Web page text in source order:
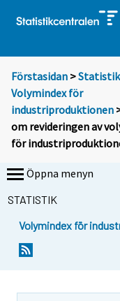
Förstasidan >Statistik
Volymindex för
industriproduktionen
om revideringen av
för
Öppna menyn
STATISTIK
Volymindex för